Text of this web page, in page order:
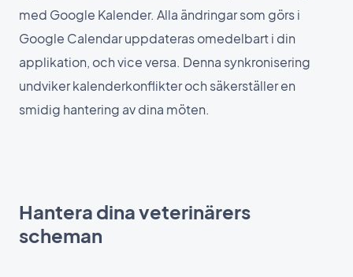
med Google Kalender. Alla ändringar som görs i
Google Calendar uppdateras omedelbart i din
applikation, och vice versa. Denna synkronisering
undviker kalenderkonflikter och säkerställer en
smidig hantering av dina möten.
Hantera dina veterinärers
scheman